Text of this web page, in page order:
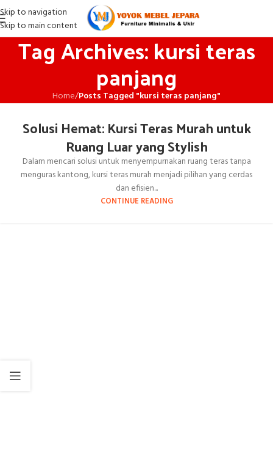
Skip to navigation
Skip to main content
Tag Archives: kursi teras
panjang
Home/Posts Tagged "kursi teras panjang"
Solusi Hemat: Kursi Teras Murah untuk
Ruang Luar yang Stylish
Dalam mencari solusi untuk menyempurnakan ruang teras tanpa
menguras kantong, kursi teras murah menjadi pilihan yang cerdas
dan efisien...
CONTINUE READING